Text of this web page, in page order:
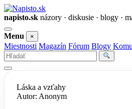
napisto.sk názory · diskusie · blogy ·
Otvoriť
menu
Menu ×
Miestnosti Magazín Fórum Blogy
Vyhľadať
Láska a vzťahy
Autor: Anonym